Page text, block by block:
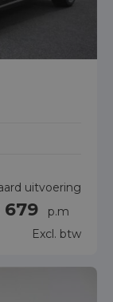
uitvoering
p.m
Excl. btw